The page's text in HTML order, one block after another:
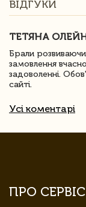
ВІДГУКИ
ТЕТЯНА
Брали
замовлення
задоволенні.
сайті.
Усі коментарі
ПРО